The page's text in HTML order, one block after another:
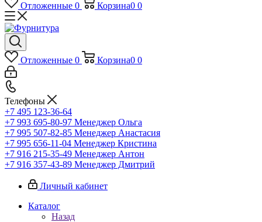
Отложенные 0 Корзина0 0
Отложенные 0 Корзина0 0
Телефоны
+7 495 123-36-64
+7 993 695-80-97 Менеджер Ольга
+7 995 507-82-85 Менеджер Анастасия
+7 995 656-11-04 Менеджер Кристина
+7 916 215-35-49 Менеджер Антон
+7 916 357-43-89 Менеджер Дмитрий
Личный кабинет
Каталог
Назад